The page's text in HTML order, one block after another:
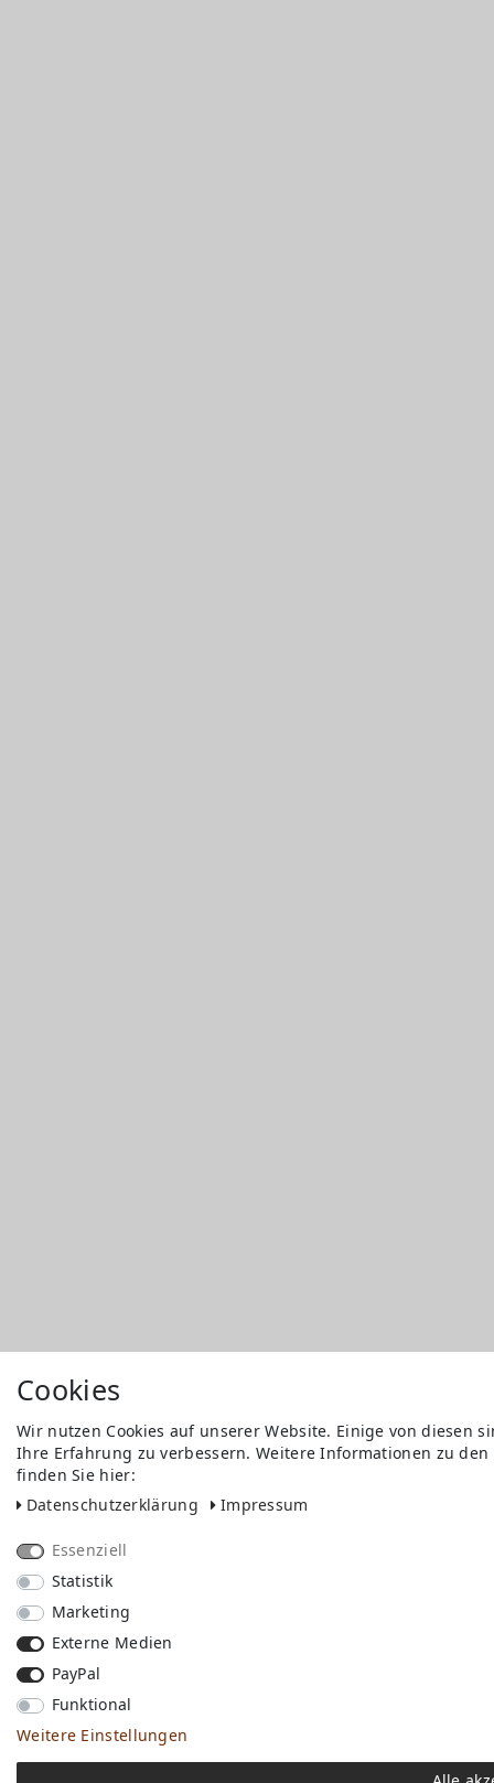
Cookies
Wir nutzen Cookies auf unserer Website. Einige von diesen
Ihre Erfahrung zu verbessern. Weitere Informationen zu
finden Sie hier:
Daten­schutz­erklärung
Impressum
Essenziell
Statistik
Marketing
Externe Medien
PayPal
Funktional
Weitere Einstellungen